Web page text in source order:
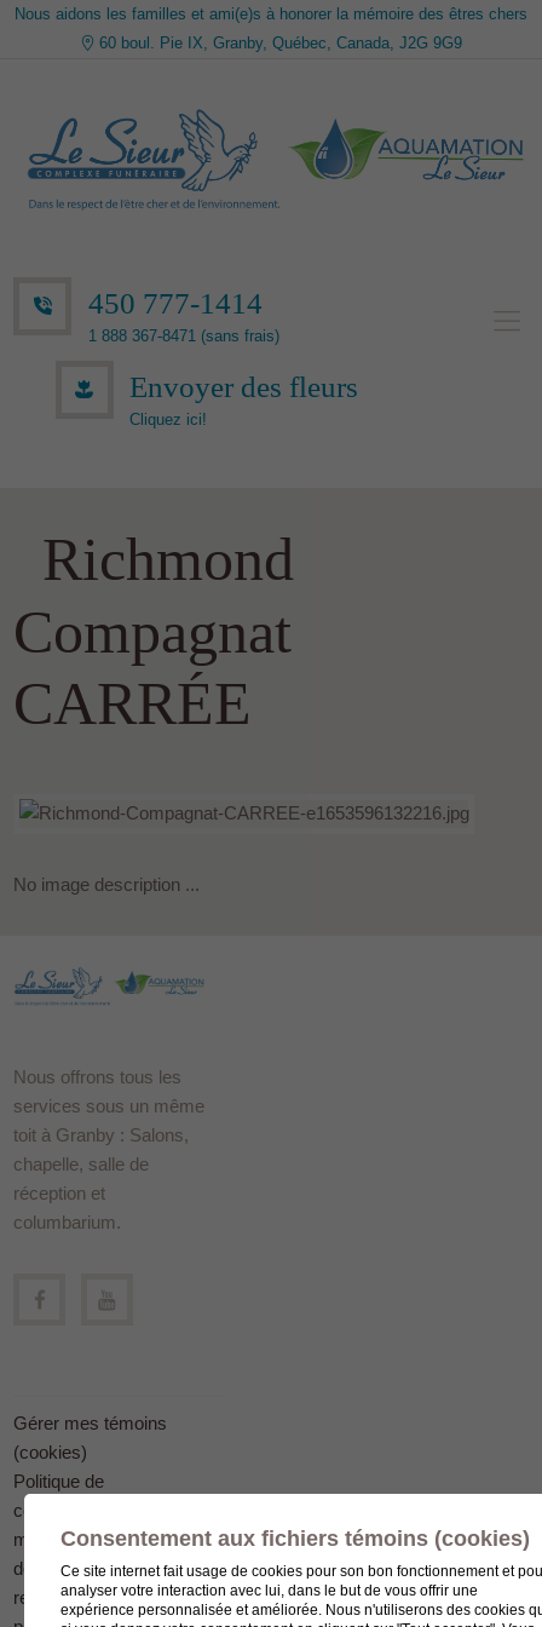
Nous aidons les familles et ami(e)s à honorer la mémoire des êtres chers
60 boul. Pie IX, Granby, Québec, Canada, J2G 9G9
450 777-1414
1 888 367-8471 (sans frais)
Envoyer des fleurs
Cliquez ici!
Richmond
Compagnat
CARRÉE
No image description ...
Nous offrons tous les
services sous un même
toit à Granby : Salons,
chapelle, salle de
réception et
columbarium.
Gérer mes témoins
(cookies)
Politique de
confidentialité en
matière
de protection des
renseignements
Consentement aux fichiers témoins (cookies)
Ce site internet fait usage de cookies pour son bon fonctionnement et
analyser votre interaction avec lui, dans le but de vous offrir une
expérience personnalisée et améliorée. Nous n'utiliserons des cookies